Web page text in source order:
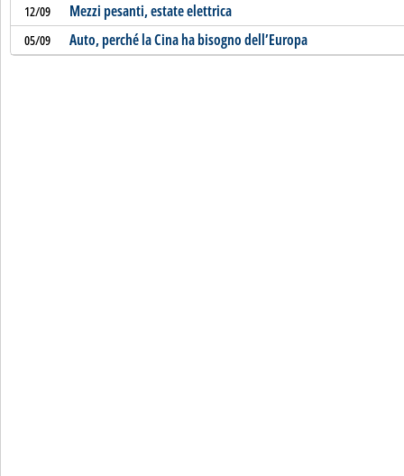
12/09 Mezzi pesanti, estate elettrica
05/09 Auto, perché la Cina ha bisogno dell’Europa